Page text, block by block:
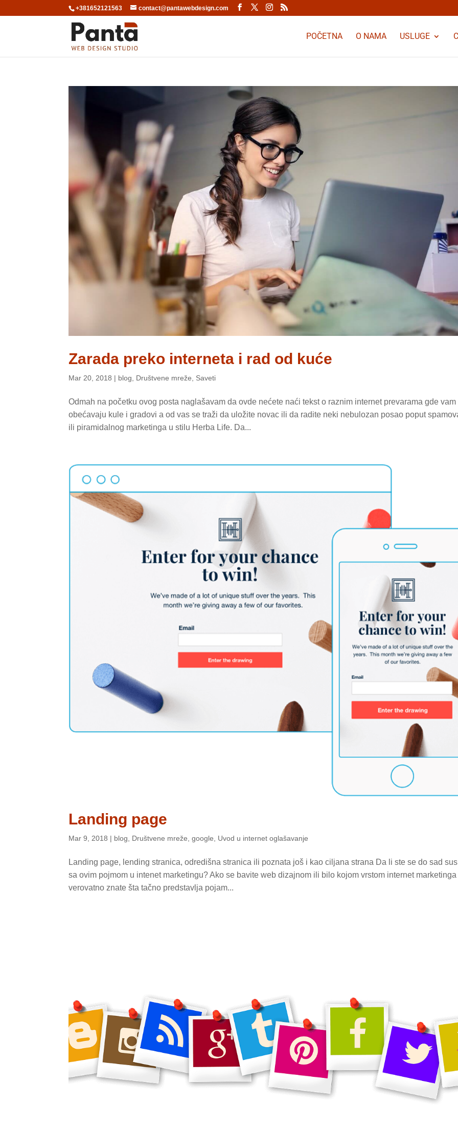
+381652121563 contact@pantawebdesign.com
POČETNA O NAMA USLUGE
Zarada preko interneta i rad od kuće
Mar 20, 2018 | blog Društvene mreže Saveti
Odmah na početku ovog posta naglašavam da ovde nećete naći tekst o raznim internet prevarama gde vam
obećavaju kule i gradovi a od vas se traži da uložite novac ili da radite neki nebulozan posao poput
ili piramidalnog marketinga u stilu Herba Life. Da...
Landing page
Mar 9, 2018 | blog Društvene mreže ,google Uvod u internet oglašavanje
Landing page, lending stranica, odredišna stranica ili poznata još i kao ciljana strana Da li ste se do sad
sa ovim pojmom u intenet marketingu? Ako se bavite web dizajnom ili bilo kojom vrstom internet marketinga
verovatno znate šta tačno predstavlja pojam...